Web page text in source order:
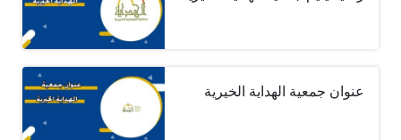
عنوان جمعية الهداية الخيرية